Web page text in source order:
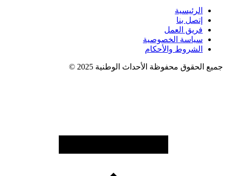
الرئيسية
إتصل بنا
فريق العمل
سياسة الخصوصية
الشروط والأحكام
جميع الحقوق محفوظة الأحداث الوطنية 2025 ©